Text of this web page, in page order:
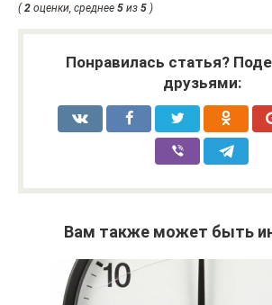
(2 оценки, среднее 5 из 5 )
Понравилась статья?
друзьями:
Вам также может быть